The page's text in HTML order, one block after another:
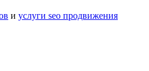
и услуги seo продвижения